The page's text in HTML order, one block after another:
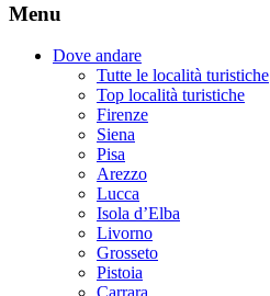
Menu
Dove andare
Tutte le località turistiche
Top località turistiche
Firenze
Siena
Pisa
Arezzo
Lucca
Isola d’Elba
Livorno
Grosseto
Pistoia